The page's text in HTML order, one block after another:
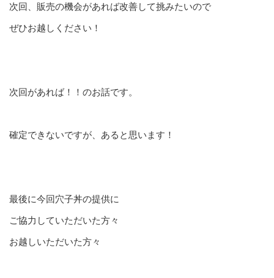
次回、販売の機会があれば改善して挑みたいので
ぜひお越しください！
次回があれば！！のお話です。
確定できないですが、あると思います！
最後に今回穴子丼の提供に
ご協力していただいた方々
お越しいただいた方々